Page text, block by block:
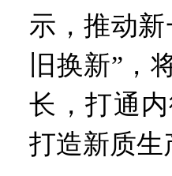
示，推动
旧换新”，
长，打通
打造新质生